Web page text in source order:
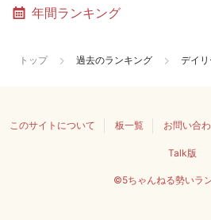
年間ランキング
トップ 過去のランキング デイ
このサイトについて 板一覧 お問い合
Talk版
©5ちゃんねる勢いラ